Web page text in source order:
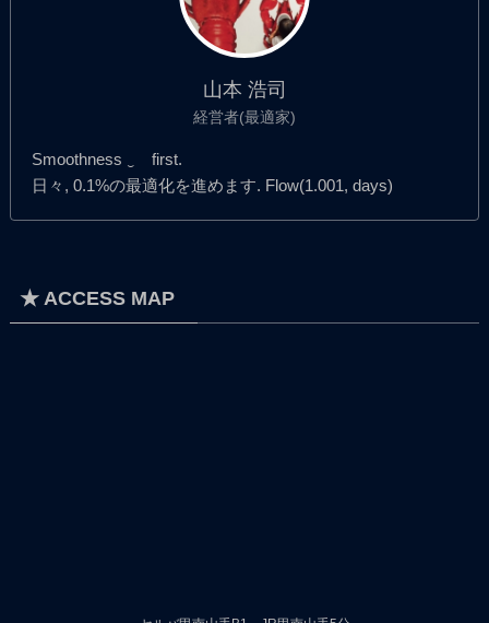
山本 浩司
経営者(最適家)
Smoothness ‿ first.
日々, 0.1%の最適化を進めます. Flow(1.001, days)
★ ACCESS MAP